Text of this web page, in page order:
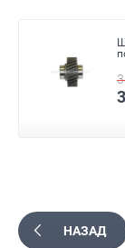
НАЗАД